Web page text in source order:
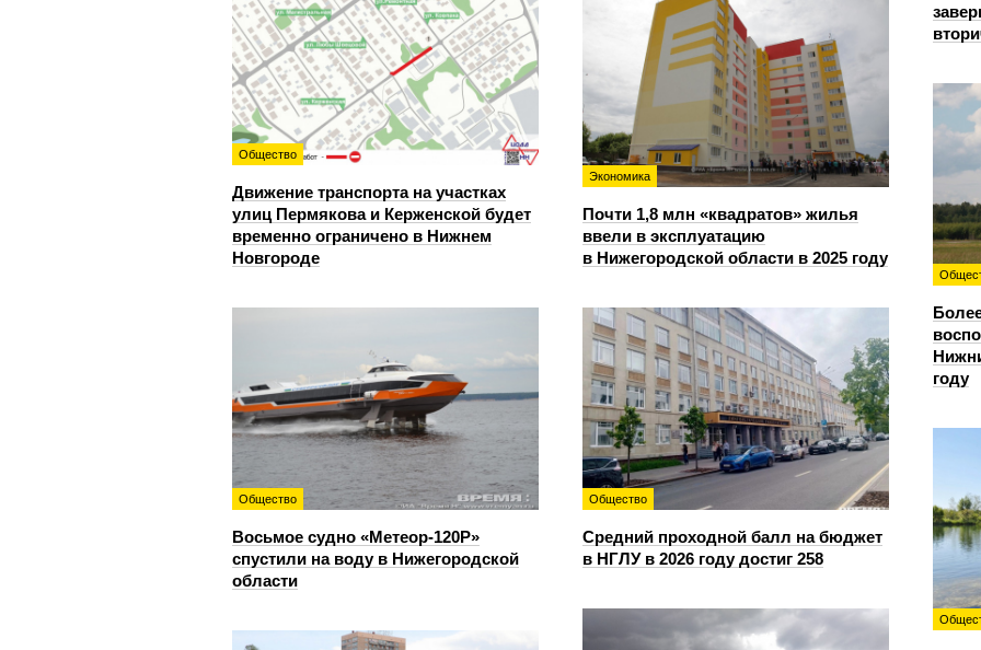
Общество
Движение транспорта на участках
улиц Пермякова и Керженской будет
временно ограничено в Нижнем
Новгороде
Экономика
Почти 1,8 млн «квадратов» жилья
ввели в эксплуатацию
в Нижегородской области в 2025 году
году
Общество
Восьмое судно «Метеор-120Р»
спустили на воду в Нижегородской
области
Общество
Средний проходной балл на бюджет
в НГЛУ в 2026 году достиг 258